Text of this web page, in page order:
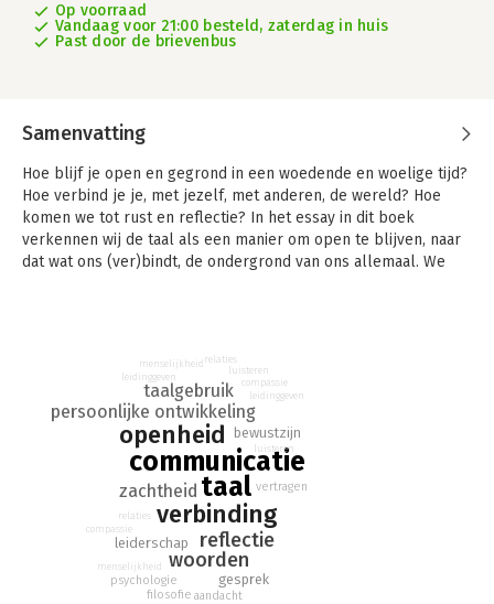
Op voorraad
Vandaag voor 21:00 besteld, zaterdag in huis
Past door de brievenbus
Samenvatting
Hoe blijf je open en gegrond in een woedende en woelige tijd?
Hoe verbind je je, met jezelf, met anderen, de wereld? Hoe
komen we tot rust en reflectie? In het essay in dit boek
verkennen wij de taal als een manier om open te blijven, naar
dat wat ons (ver)bindt, de ondergrond van ons allemaal. We
communicatie
taal
verbinding
openheid
reflectie
woorden
zachtheid
persoonlijke ontwikkeling
taalgebruik
leiderschap
bewustzijn
gesprek
vertragen
aandacht
filosofie
psychologie
menselijkheid
relaties
luisteren
compassie
leidinggeven
menselijkheid relaties
luisteren
compassie
leidinggeven